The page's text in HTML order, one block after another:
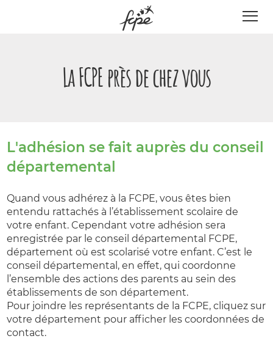
La FCPE près de chez vous
L'adhésion se fait auprès du conseil
départemental
Quand vous adhérez à la FCPE, vous êtes bien
entendu rattachés à l’établissement scolaire de
votre enfant. Cependant votre adhésion sera
enregistrée par le conseil départemental FCPE,
département où est scolarisé votre enfant. C’est le
conseil départemental, en effet, qui coordonne
l’ensemble des actions des parents au sein des
établissements de son département.
Pour joindre les représentants de la FCPE, cliquez sur
votre département pour afficher les coordonnées de
contact.
Panneau de gestion des cookies